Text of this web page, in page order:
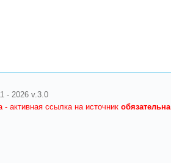
- 2026 v.3.0
- активная ссылка на источникобязательна